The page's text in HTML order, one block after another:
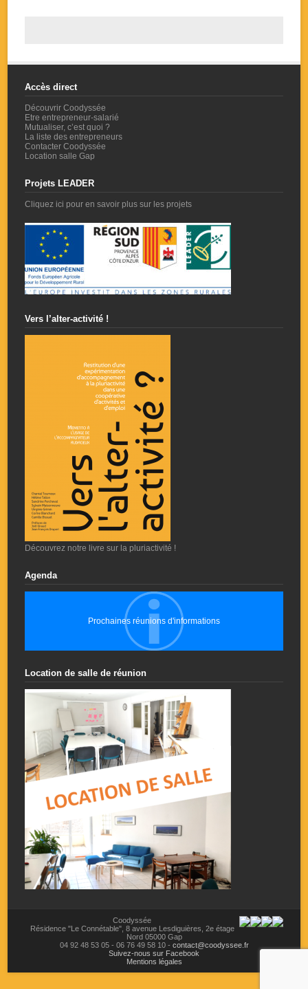
Accès direct
Découvrir Coodyssée
Etre entrepreneur-salarié
Mutualiser, c’est quoi ?
La liste des entrepreneurs
Contacter Coodyssée
Location salle Gap
Projets LEADER
Cliquez ici pour en savoir plus sur les projets
Vers l’alter-activité !
Découvrez notre livre sur la pluriactivité !
Agenda
Prochaines réunions d'informations
Location de salle de réunion
Coodyssée
Résidence "Le Connétable", 8 avenue Lesdiguières, 2e étage
Nord 05000 Gap
04 92 48 53 05- 06 76 49 58 10- contact@coodyssee.fr
Suivez-nous sur Facebook
Mentions légales